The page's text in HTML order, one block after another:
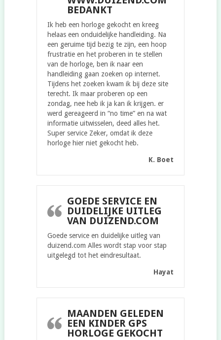
BEDANKT
Ik heb een horloge gekocht en kreeg
helaas een onduidelijke handleiding. Na
een geruime tijd bezig te zijn, een hoop
frustratie en het proberen in te stellen
van de horloge, ben ik naar een
handleiding gaan zoeken op internet.
Tijdens het zoeken kwam ik bij deze site
terecht. Ik maar proberen op een
zondag, nee heb ik ja kan ik krijgen. er
werd gereageerd in “no time” en na wat
informatie uitwisselen, deed alles het.
Super service Zeker, omdat ik deze
horloge hier niet gekocht heb.
K. Boet
GOEDE SERVICE EN
DUIDELIJKE UITLEG
VAN DUIZEND.COM
Goede service en duidelijke uitleg van
duizend.com Alles wordt stap voor stap
uitgelegd tot het eindresultaat.
Hayat
MAANDEN GELEDEN
EEN KINDER GPS
HORLOGE GEKOCHT